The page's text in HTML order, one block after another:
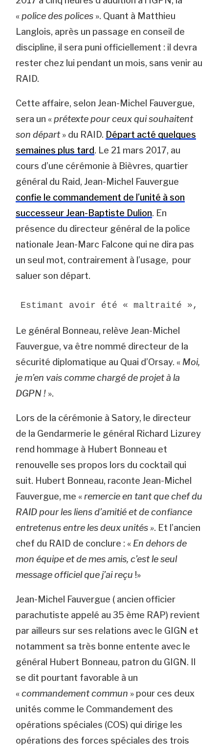
«police des polices ». Quant à Matthieu
Langlois, après un passage en conseil de
discipline, il sera puni officiellement : il devra
rester chez lui pendant un mois, sans venir au
RAID.
Cette affaire, selon Jean-Michel Fauvergue,
sera un «prétexte pour ceux qui souhaitent
son départ» du RAID. Départ acté quelques
semaines plus tard. Le 21 mars 2017, au
cours d’une cérémonie à Bièvres, quartier
général du Raid, Jean-Michel Fauvergue
confie le commandement de l’unité à son
successeur Jean-Baptiste Dulion. En
présence du directeur général de la police
nationale Jean-Marc Falcone qui ne dira pas
un seul mot, contrairement à l’usage, pour
saluer son départ.
Estimant avoir été « maltraité »,
Le général Bonneau, relève Jean-Michel
Fauvergue, va être nommé directeur de la
sécurité diplomatique au Quai d’Orsay. « Moi,
je m’en vais comme chargé de projet à la
DGPN ! ».
Lors de la cérémonie à Satory, le directeur
de la Gendarmerie le général Richard Lizurey
rend hommage à Hubert Bonneau et
renouvelle ses propos lors du cocktail qui
suit. Hubert Bonneau, raconte Jean-Michel
Fauvergue, me «remercie en tant que chef du
RAID pour les liens d’amitié et de confiance
entretenus entre les deux unités ». Et l’ancien
chef du RAID de conclure : « En dehors de
mon équipe et de mes amis, c’est le seul
message officiel que j’ai reçu !»
Jean-Michel Fauvergue ( ancien officier
parachutiste appelé au 35 ème RAP) revient
par ailleurs sur ses relations avec le GIGN et
notamment sa très bonne entente avec le
général Hubert Bonneau, patron du GIGN. Il
se dit pourtant favorable à un
«commandement commun » pour ces deux
unités comme le Commandement des
opérations spéciales (COS) qui dirige les
opérations des forces spéciales des trois